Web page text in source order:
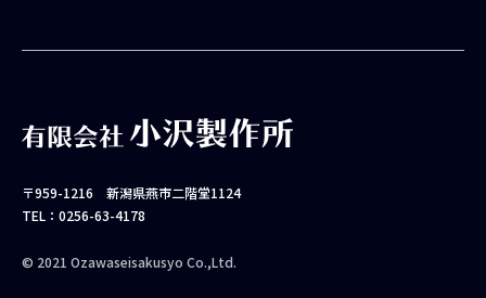
〒959-1216 新潟県燕市二階堂1124
TEL：0256-63-4178
© 2021 Ozawaseisakusyo Co.,Ltd.